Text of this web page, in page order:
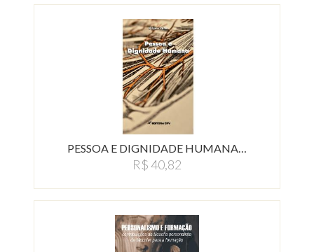
PESSOA E DIGNIDADE HUMANA…
R$ 40,82